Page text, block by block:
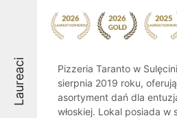
Laureaci
Pizzeria Taranto w
sierpnia 2019 roku,
asortyment dań dla
włoskiej. Lokal posiada w